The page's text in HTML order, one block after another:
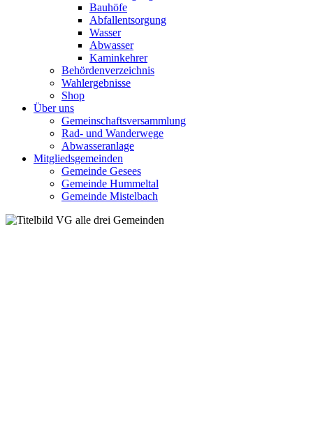
Bauhöfe
Abfallentsorgung
Wasser
Abwasser
Kaminkehrer
Behördenverzeichnis
Wahlergebnisse
Shop
Über uns
Gemeinschaftsversammlung
Rad- und Wanderwege
Abwasseranlage
Mitgliedsgemeinden
Gemeinde Gesees
Gemeinde Hummeltal
Gemeinde Mistelbach